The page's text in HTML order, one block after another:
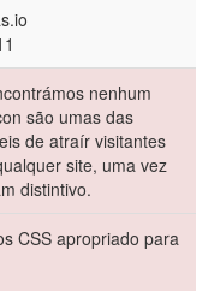
nenhum
são umas das
de atraír visitantes
site, uma vez
distintivo.
CSS apropriado para